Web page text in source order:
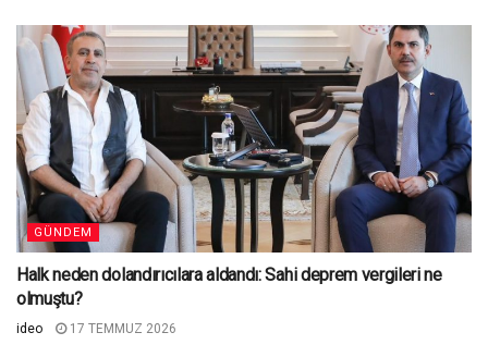
GÜNDEM
Halk neden dolandırıcılara aldandı: Sahi deprem vergileri ne
olmuştu?
ideo 17 TEMMUZ 2026